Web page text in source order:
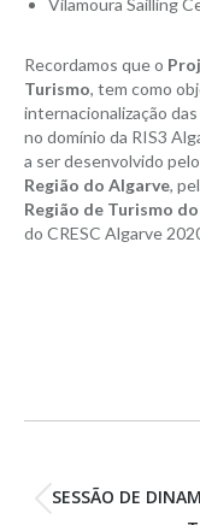
Vilamoura Sailling
Recordamos que o
Turismo, tem como
internacionalização
no domínio da RIS3
a ser desenvolvido pelo
Região do Algarve,
Região de Turismo
do CRESC Algarve
SESSÃO DE